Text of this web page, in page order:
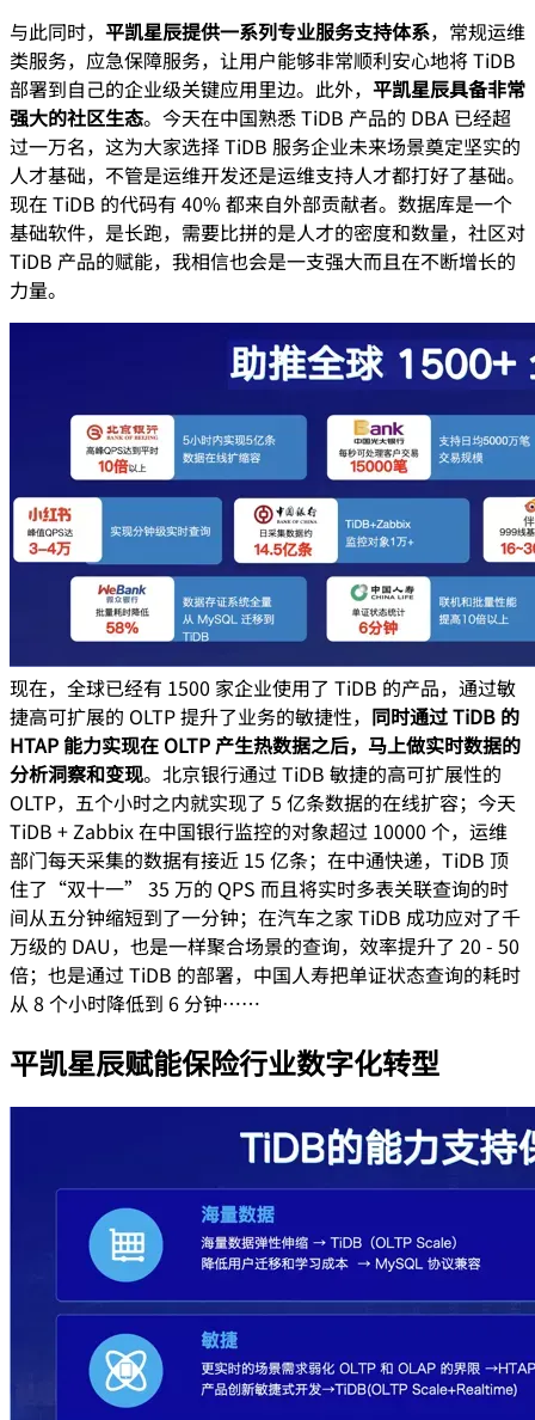
与此同时， 平凯星辰提供一系列专业服务支持体系，常规运维
类服务，应急保障服务，让用户能够非常顺利安心地将 TiDB
部署到自己的企业级关键应用里边。此外， 平凯星辰具备非常
强大的社区生态。今天在中国熟悉 TiDB 产品的 DBA 已经超
过一万名，这为大家选择 TiDB 服务企业未来场景奠定坚实的
人才基础，不管是运维开发还是运维支持人才都打好了基础。
现在 TiDB 的代码有 40% 都来自外部贡献者。数据库是一个
基础软件，是长跑，需要比拼的是人才的密度和数量，社区对
TiDB 产品的赋能，我相信也会是一支强大而且在不断增长的
力量。
现在，全球已经有 1500 家企业使用了 TiDB 的产品，通过敏
捷高可扩展的 OLTP 提升了业务的敏捷性， 同时通过 TiDB 的
HTAP 能力实现在 OLTP 产生热数据之后，马上做实时数据的
分析洞察和变现。北京银行通过 TiDB 敏捷的高可扩展性的
OLTP，五个小时之内就实现了 5 亿条数据的在线扩容；今天
TiDB + Zabbix 在中国银行监控的对象超过 10000 个，运维
部门每天采集的数据有接近 15 亿条；在中通快递，TiDB 顶
住了“双十一” 35 万的 QPS 而且将实时多表关联查询的时
间从五分钟缩短到了一分钟；在汽车之家 TiDB 成功应对了千
万级的 DAU，也是一样聚合场景的查询，效率提升了 20 - 50
倍；也是通过 TiDB 的部署，中国人寿把单证状态查询的耗时
从 8 个小时降低到 6 分钟……
平凯星辰赋能保险行业数字化转型